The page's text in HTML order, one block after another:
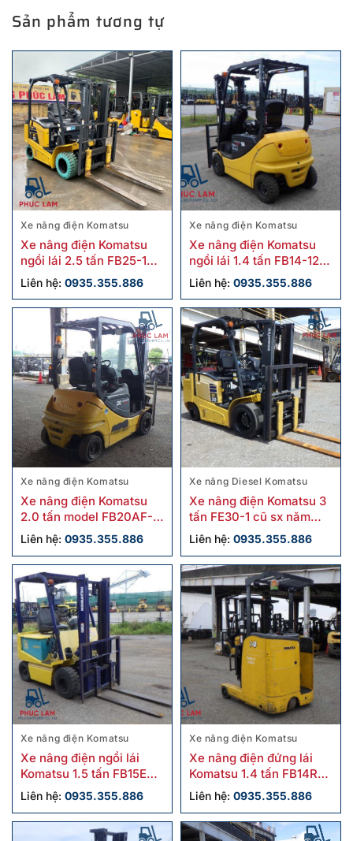
Sản phẩm tương tự
Xe nâng điện Komatsu
Xe nâng điện Komatsu
ngồi lái 2.5 tấn FB25-12
cũ
Liên hệ: 0935.355.886
Xe nâng điện Komatsu
Xe nâng điện Komatsu
ngồi lái 1.4 tấn FB14-12
cũ
Liên hệ: 0935.355.886
Xe nâng điện Komatsu
Xe nâng điện Komatsu
2.0 tấn model FB20AF-
12 cũ
Liên hệ: 0935.355.886
Xe nâng Diesel Komatsu
Xe nâng điện Komatsu 3
tấn FE30-1 cũ sx năm
2018
Liên hệ: 0935.355.886
Xe nâng điện Komatsu
Xe nâng điện ngồi lái
Komatsu 1.5 tấn FB15EX-
11 cũ
Liên hệ: 0935.355.886
Xe nâng điện Komatsu
Xe nâng điện đứng lái
Komatsu 1.4 tấn FB14RL-
15 cũ
Liên hệ: 0935.355.886